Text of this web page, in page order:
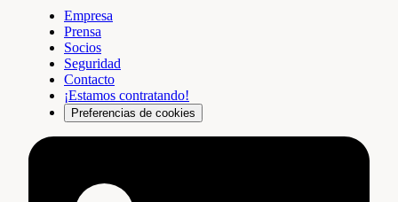
Empresa
Prensa
Socios
Seguridad
Contacto
¡Estamos contratando!
Preferencias de cookies